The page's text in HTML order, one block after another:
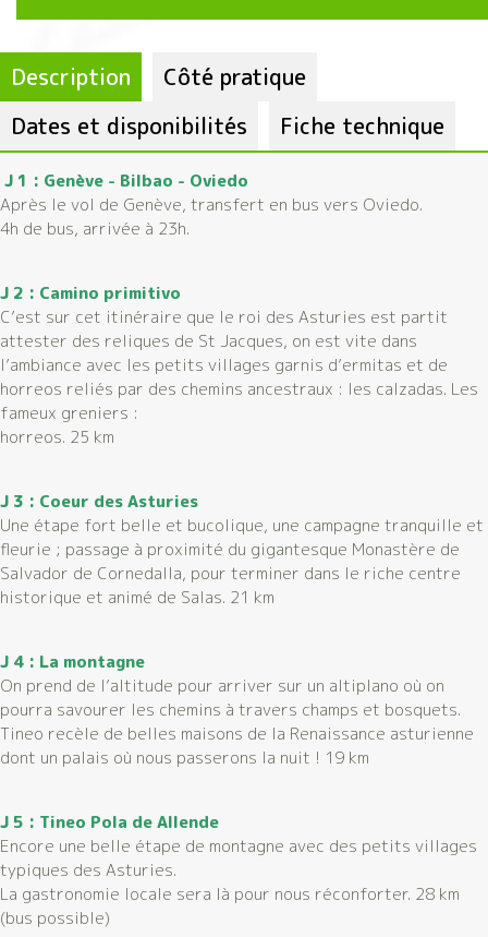
Description
Côté pratique
Dates et disponibilités
Fiche technique
J 1 : Genève - Bilbao - Oviedo
Après le vol de Genève, transfert en bus vers Oviedo.
4h de bus, arrivée à 23h.
J 2 : Camino primitivo
C’est sur cet itinéraire que le roi des Asturies est partit
attester des reliques de St Jacques, on est vite dans
l’ambiance avec les petits villages garnis d’ermitas et de
horreos reliés par des chemins ancestraux : les calzadas. Les
fameux greniers :
horreos. 25 km
J 3 : Coeur des Asturies
Une étape fort belle et bucolique, une campagne tranquille et
fleurie ; passage à proximité du gigantesque Monastère de
Salvador de Cornedalla, pour terminer dans le riche centre
historique et animé de Salas. 21 km
J 4 : La montagne
On prend de l’altitude pour arriver sur un altiplano où on
pourra savourer les chemins à travers champs et bosquets.
Tineo recèle de belles maisons de la Renaissance asturienne
dont un palais où nous passerons la nuit ! 19 km
J 5 : Tineo Pola de Allende
Encore une belle étape de montagne avec des petits villages
typiques des Asturies.
La gastronomie locale sera là pour nous réconforter. 28 km
(bus possible)